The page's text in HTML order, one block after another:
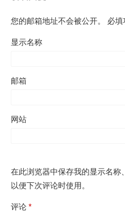
您的邮箱地址不会被公开。 必
显示名称
邮箱
网站
在此浏览器中保存我的显示名称
以便下次评论时使用。
评论*